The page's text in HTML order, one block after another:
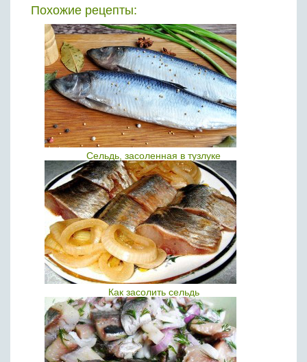
Похожие рецепты:
Сельдь, засоленная в тузлуке
Как засолить сельдь